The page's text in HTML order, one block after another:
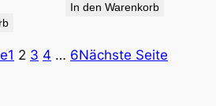
In den Warenkorb
1 2 3 4 … 6Nächste Seite